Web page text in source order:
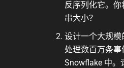
反序列化它。
串大小？
设计一个大规
处理数百万条事
Snowflake 中。